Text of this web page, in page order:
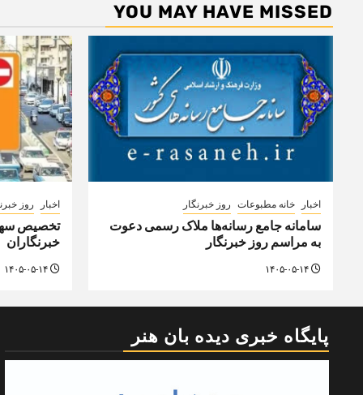
YOU MAY HAVE MISSED
اخبار خانه مطبوعات روز خبرنگار
سامانه جامع رسانه‌ها ملاک رسمی دعوت
به مراسم روز خبرنگار
اخبار روز
تخصیص
خبرنگاران
۱۴۰۵-۰۵-۱۴
پایگاه خبری دیده بان هنر